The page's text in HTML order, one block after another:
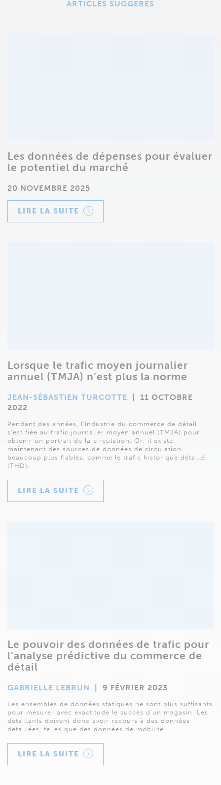
ARTICLES SUGGÉRÉS
Les données de dépenses pour évaluer
le potentiel du marché
20 NOVEMBRE 2025
LIRE LA SUITE
Lorsque le trafic moyen journalier
annuel (TMJA) n’est plus la norme
JEAN-SÉBASTIEN TURCOTTE
11 OCTOBRE
2022
Pendant des années, l’industrie du commerce de détail
s’est fiée au trafic journalier moyen annuel (TMJA) pour
obtenir un portrait de la circulation. Or, il existe
maintenant des sources de données de circulation
beaucoup plus fiables, comme le trafic historique détaillé
(THD).
LIRE LA SUITE
Le pouvoir des données de trafic pour
l’analyse prédictive du commerce de
détail
GABRIELLE LEBRUN 9 FÉVRIER 2023
Les ensembles de données statiques ne sont plus suffisants
pour mesurer avec exactitude le succès d’un magasin. Les
détaillants doivent donc avoir recours à des données
détaillées, telles que des données de mobilité.
LIRE LA SUITE